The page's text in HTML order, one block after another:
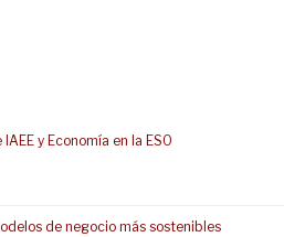
y Economía en la ESO
de negocio más sostenibles